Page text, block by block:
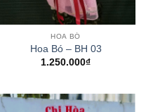
HOA BÓ
Hoa Bó – BH 03
1.250.000₫